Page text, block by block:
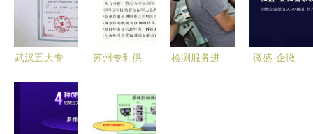
焦企业技术
咨询，赋能
创新生态
术咨询服务
略
业技术咨询
武汉五大专
构综合评述
与企业技术
苏州专利供
机构指南
为高新技术
检测服务进
微盛·企微